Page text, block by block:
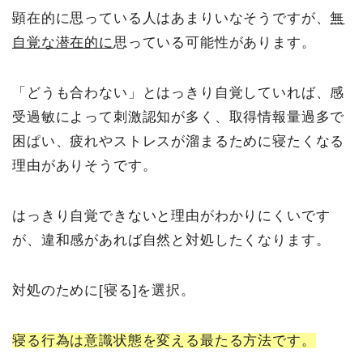
顕在的に思っている人はあまりいなそうですが、無
自覚な潜在的に思っている可能性があります。
「どうも合わない」とはっきり自覚していれば、感
受過敏によって刺激認知が多く、取得情報量過多で
困ぱい、疲れやストレスが溜まるために寝たくなる
理由がありそうです。
はっきり自覚できないと理由がわかりにくいです
が、違和感があれば自然と対処したくなります。
対処のために[寝る]を選択。
寝る行為は意識状態を変える最たる方法です。